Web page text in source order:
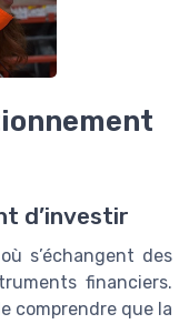
d’investir
s’échangent des
financiers.
comprendre que la